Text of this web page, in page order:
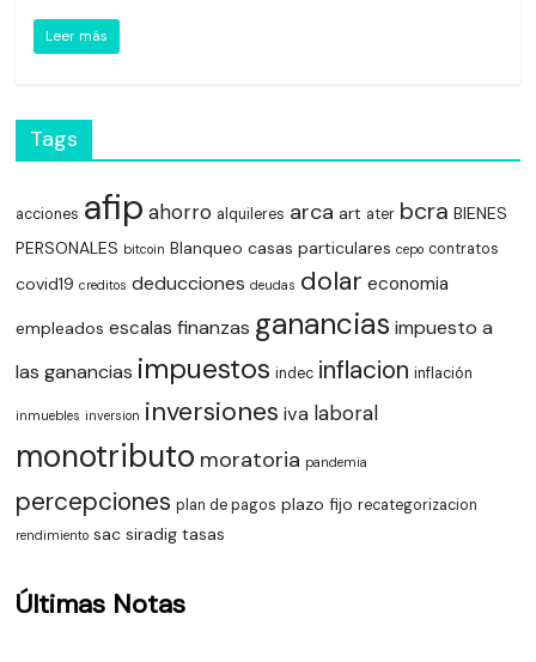
Leer más
Tags
acciones afip ahorro alquileres arca art ater bcra BIENES
PERSONALES bitcoin Blanqueo casas particulares cepo contratos
covid19 creditos deducciones deudas dolar economia
empleados escalas finanzas ganancias impuesto a
las ganancias impuestos indec inflacion inflación
inmuebles inversion inversiones iva laboral
monotributo moratoria pandemia
percepciones plan de pagos plazo fijo recategorizacion
rendimiento sac siradig tasas
Últimas Notas